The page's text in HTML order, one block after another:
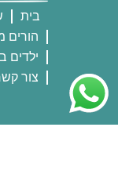
בית
הורים
ילדים
צור